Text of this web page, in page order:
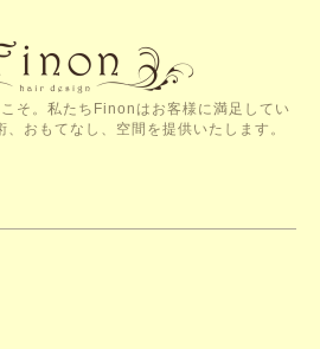
そ。私たちFinonはお客様に満足してい
おもてなし、空間を提供いたします。